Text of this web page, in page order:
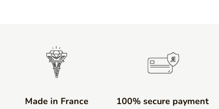
Made in France 100% secure payment